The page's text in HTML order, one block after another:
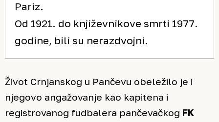
Pariz.
Od 1921. do književnikove smrti 1977.
godine, bili su nerazdvojni.
Život Crnjanskog u Pančevu obeležilo je i
njegovo angažovanje kao kapitena i
registrovanog fudbalera pančevačkog FK